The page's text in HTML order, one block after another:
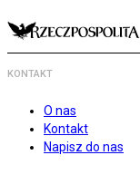
KONTAKT
O nas
Kontakt
Napisz do nas